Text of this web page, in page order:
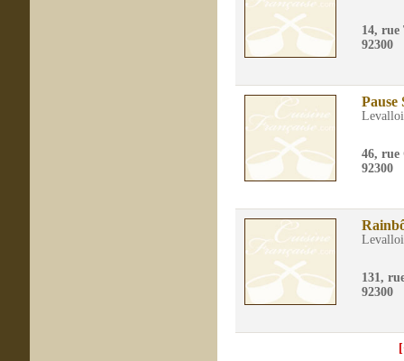
14, rue
92300
Pause
46, rue
92300
131,
92300